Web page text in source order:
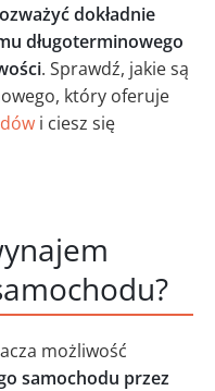
dokładnie
długoterminowego
. Sprawdź, jakie są
który oferuje
i ciesz się
możliwość
samochodu przez